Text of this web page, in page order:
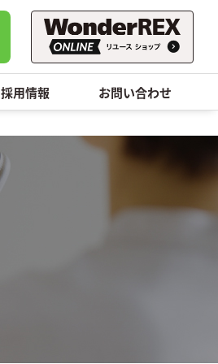
採用情報 お問い合わせ